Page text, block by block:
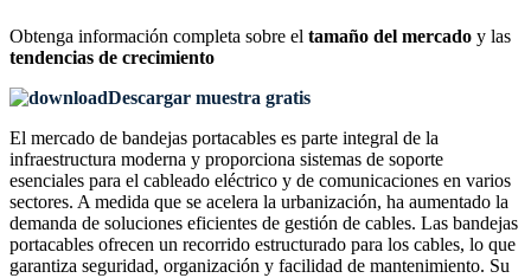
Obtenga información completa sobre el tamaño del mercado y las
tendencias de crecimiento
Descargar muestra gratis
El mercado de bandejas portacables es parte integral de la
infraestructura moderna y proporciona sistemas de soporte
esenciales para el cableado eléctrico y de comunicaciones en varios
sectores. A medida que se acelera la urbanización, ha aumentado la
demanda de soluciones eficientes de gestión de cables. Las bandejas
portacables ofrecen un recorrido estructurado para los cables, lo que
garantiza seguridad, organización y facilidad de mantenimiento. Su